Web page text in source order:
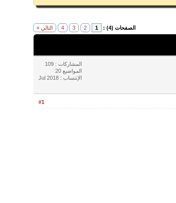
الصفحات (4) : 1
2
3
4 التالي »
المشاركات : 109
المواضيع 20
الإنتساب : Jul 2018
#1